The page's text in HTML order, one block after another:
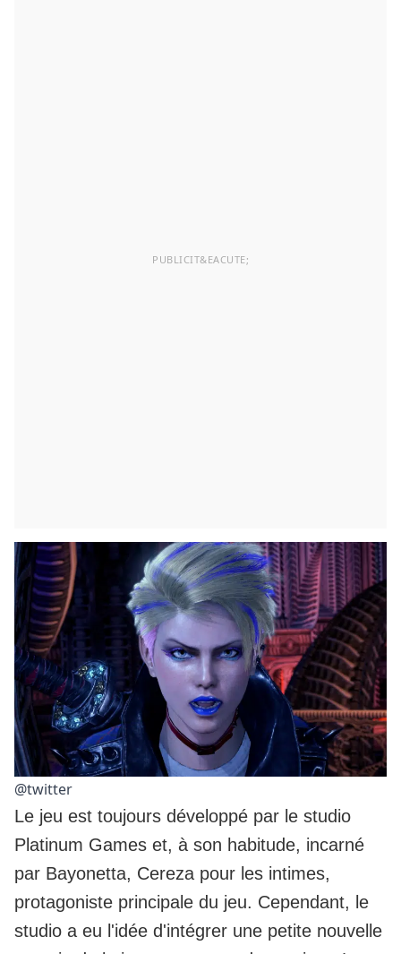
@twitter
Le jeu est toujours développé par le studio
Platinum Games et, à son habitude, incarné
par Bayonetta, Cereza pour les intimes,
protagoniste principale du jeu. Cependant, le
studio a eu l'idée d'intégrer une petite nouvelle